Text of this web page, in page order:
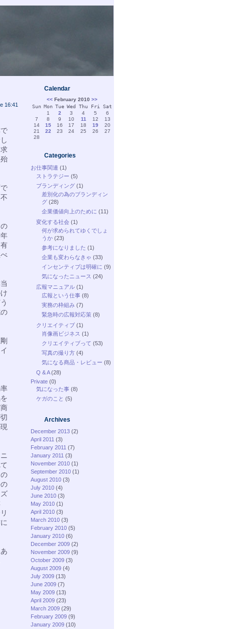
16:41
Calendar
<< February 2010 >>
Sun Mon Tue Wed Thu Fri
Sat
1
2 3 4 5
6
7
8 9 10 11 12
13
14
15 16 17 18 19
20
21
22 23 24 25 26
27
28
Categories
お仕事関連 (1)
ストラテジー (5)
ブランディング (1)
差別化の為のブランディン
グ (28)
企業価値向上のために (11)
変化する社会 (1)
何が求められてゆくでしょ
うか (23)
参考になりました (1)
企業も変わらなきゃ (33)
インセンティブは明確に (9)
気になったニュース (24)
広報マニュアル (1)
広報という仕事 (8)
実務の枠組み (7)
緊急時の広報対応策 (8)
クリエイティブ (1)
肖像画ビジネス (1)
クリエイティブって (53)
写真の撮り方 (4)
気になる商品・レビュー (8)
Q & A(28)
Private (0)
気になった事 (8)
ケガのこと (5)
Archives
December 2013 (2)
April 2011 (3)
February 2011 (7)
January 2011 (3)
November 2010 (1)
September 2010 (1)
August 2010 (3)
July 2010 (4)
June 2010 (3)
May 2010 (1)
April 2010 (3)
March 2010 (3)
February 2010 (5)
January 2010 (6)
December 2009 (2)
November 2009 (9)
October 2009 (3)
August 2009 (4)
July 2009 (13)
June 2009 (7)
May 2009 (13)
April 2009 (23)
March 2009 (29)
February 2009 (9)
January 2009 (10)